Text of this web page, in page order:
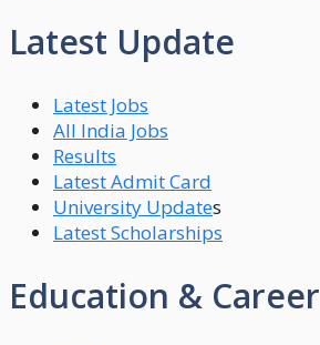
Latest Update
Latest Jobs
All India Jobs
Results
Latest Admit Card
University Updates
Latest Scholarships
Education & Career